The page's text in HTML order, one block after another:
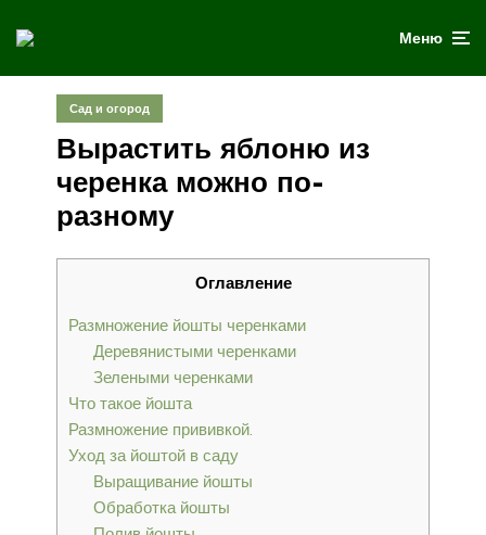
Меню
Сад и огород
Вырастить яблоню из
черенка можно по-
разному
Оглавление
Размножение йошты черенками
Деревянистыми черенками
Зелеными черенками
Что такое йошта
Размножение прививкой.
Уход за йоштой в саду
Выращивание йошты
Обработка йошты